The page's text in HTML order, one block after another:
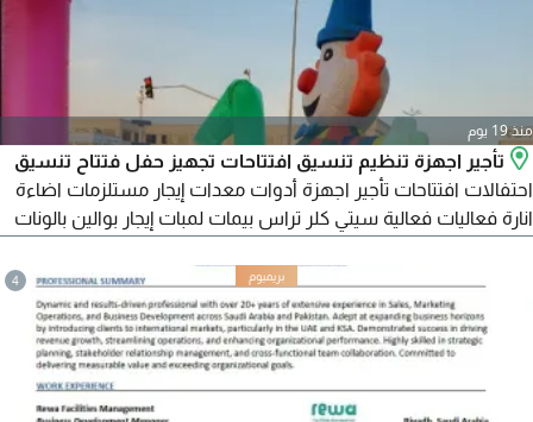
منذ 19 يوم
تأجير اجهزة تنظيم تنسيق افتتاحات تجهيز حفل فتتاح تنسيق
احتفالات افتتاحات تأجير اجهزة أدوات معدات إيجار مستلزمات اضاءة
انارة فعاليات فعالية سيتي كلر تراس بيمات لمبات إيجار بوالين بالونات
شخصيه بلاستيكية هوائية ديكور دعائيه اعلانية ترحيبية
4